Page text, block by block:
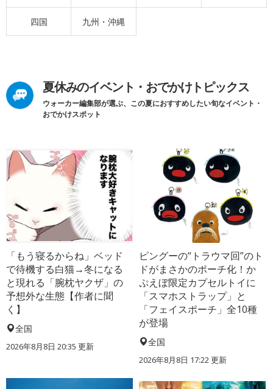
四国 九州・沖縄
夏休みのイベント・おでかけトピックス
ウォーカー編集部が選ぶ、この夏におすすめしたい旬なイベント・
おでかけスポット
「もう寝るからね」ベッド
で待機する白猫→冬になる
と現れる「腕枕ヤクザ」の
予想外な生態【作者に聞
く】
全国
2026年8月8日 20:35 更新
ピングーの“トラウマ回”のト
ドがまさかのポーチ化！か
ぷえぼ限定カプセルトイに
「スマホストラップ」と
「フェイスポーチ」全10種
が登場
全国
2026年8月8日 17:22更新